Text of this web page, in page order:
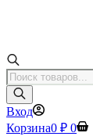
Поиск
товаров
Вход
Корзина0 ₽ 0